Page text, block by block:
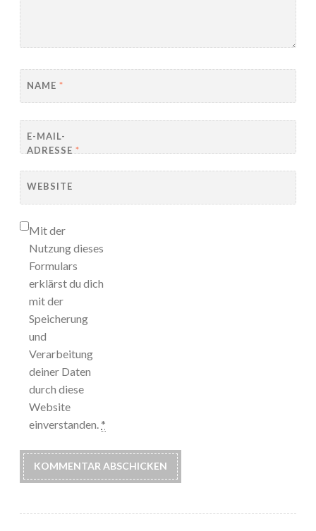
NAME *
E-MAIL-
ADRESSE *
WEBSITE
Mit der
Nutzung dieses
Formulars
erklärst du dich
mit der
Speicherung
und
Verarbeitung
deiner Daten
durch diese
Website
einverstanden. *